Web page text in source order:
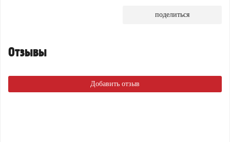
поделиться
Отзывы
Добавить отзыв